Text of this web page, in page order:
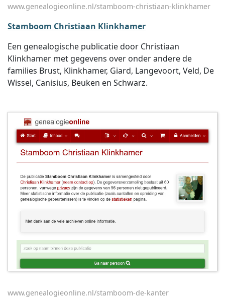
www.genealogieonline.nl/stamboom-christiaan-klinkhamer
Stamboom Christiaan Klinkhamer
Een genealogische publicatie door Christiaan
Klinkhamer met gegevens over onder andere de
families Brust, Klinkhamer, Giard, Langevoort, Veld, De
Wissel, Canisius, Beuken en Schwarz.
www.genealogieonline.nl/stamboom-de-kanter